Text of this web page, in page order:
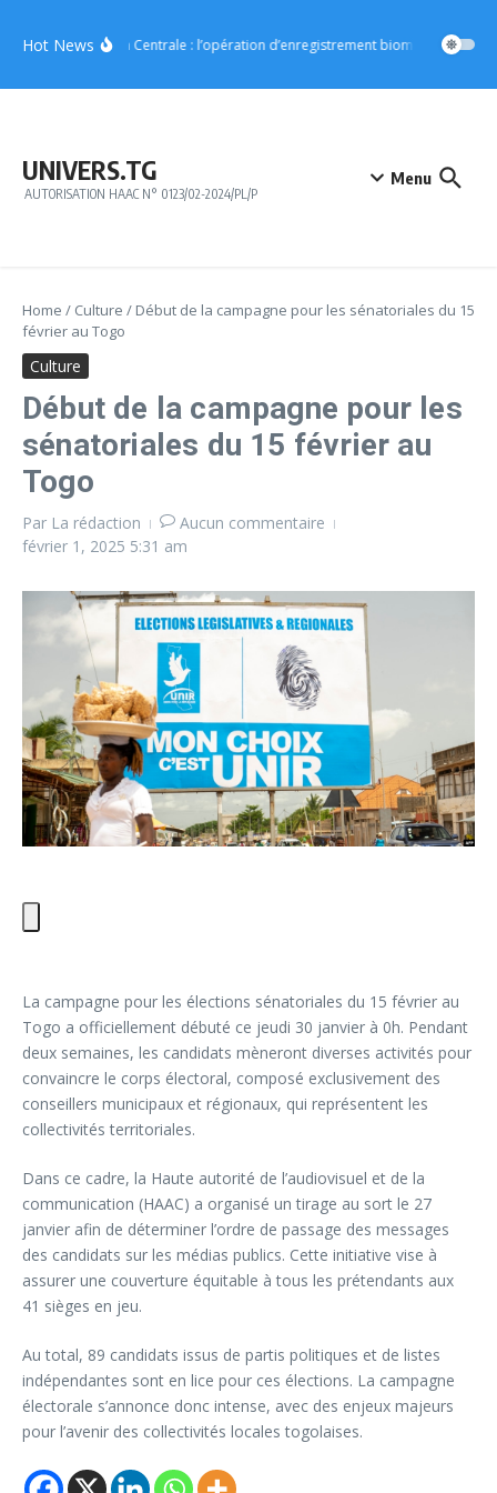
Hot NewsRégion Centrale : l’opération d’enregistrement biométrique
UNIVERS.TG
AUTORISATION HAAC N° 0123/02-2024/PL/P
Menu
Home / Culture / Début de la campagne pour les sénatoriales du 15
février au Togo
Culture
Début de la campagne pour les
sénatoriales du 15 février au
Togo
Par La rédaction
Aucun commentaire
février 1, 2025 5:31 am
La campagne pour les élections sénatoriales du 15 février au
Togo a officiellement débuté ce jeudi 30 janvier à 0h. Pendant
deux semaines, les candidats mèneront diverses activités pour
convaincre le corps électoral, composé exclusivement des
conseillers municipaux et régionaux, qui représentent les
collectivités territoriales.
Dans ce cadre, la Haute autorité de l’audiovisuel et de la
communication (HAAC) a organisé un tirage au sort le 27
janvier afin de déterminer l’ordre de passage des messages
des candidats sur les médias publics. Cette initiative vise à
assurer une couverture équitable à tous les prétendants aux
41 sièges en jeu.
Au total, 89 candidats issus de partis politiques et de listes
indépendantes sont en lice pour ces élections. La campagne
électorale s’annonce donc intense, avec des enjeux majeurs
pour l’avenir des collectivités locales togolaises.